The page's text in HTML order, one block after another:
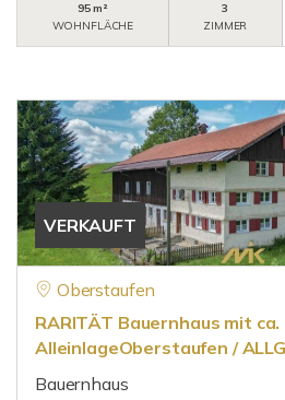
95 m²
WOHNFLÄCHE
3
ZIMMER
VERKAUFT
Oberstaufen
RARITÄT Bauernhaus mit
AlleinlageOberstaufen /
Bauernhaus